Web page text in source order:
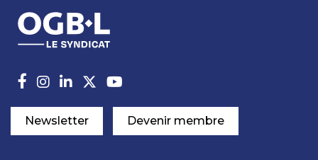
Newsletter Devenir membre